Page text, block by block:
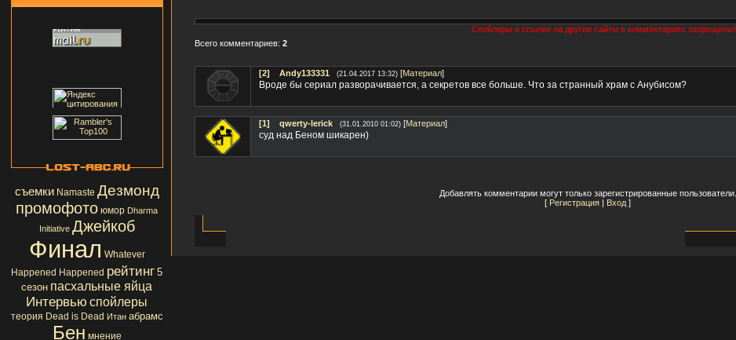
съемки Namaste Дезмонд
промофото юмор Dharma
Initiative Джейкоб
Финал Whatever
Happened Happened рейтинг 5
сезон пасхальные яйца
Интервью спойлеры
теория Dead is Dead Итан абрамс
Бен мнение
Спойлеры и ссылки на другие сайты в комментариях запрещены!
Всего комментариев: 2
[2] Andy133331 (21.04.2017 13:32)[Материал]
Вроде бы сериал разворачивается, а секретов все больше. Что за странный храм с Анубисом?
[1] qwerty-lerick (31.01.2010 01:02)[Материал]
суд над Беном шикарен)
Добавлять комментарии могут только зарегистрированные пользователи.
[ Регистрация | Вход ]